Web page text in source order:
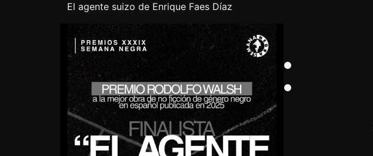
El agente suizo de Enrique Faes Díaz